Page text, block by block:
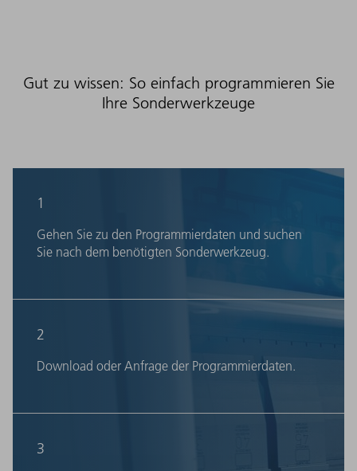
Gut zu wissen: So einfach programmieren Sie
Ihre Sonderwerkzeuge
1
Gehen Sie zu den Programmierdaten und suchen
Sie nach dem benötigten Sonderwerkzeug.
2
Download oder Anfrage der Programmierdaten.
3